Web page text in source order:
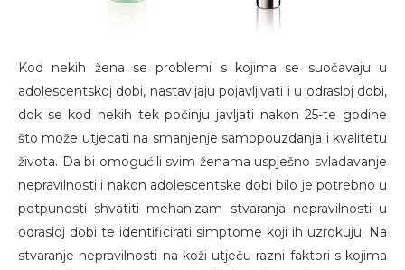
Kod nekih žena se problemi s kojima se suočavaju u
adolescentskoj dobi, nastavljaju pojavljivati i u odrasloj dobi,
dok se kod nekih tek počinju javljati nakon 25-te godine
što može utjecati na smanjenje samopouzdanja i kvalitetu
života. Da bi omogućili svim ženama uspješno svladavanje
nepravilnosti i nakon adolescentske dobi bilo je potrebno u
potpunosti shvatiti mehanizam stvaranja nepravilnosti u
odrasloj dobi te identificirati simptome koji ih uzrokuju. Na
stvaranje nepravilnosti na koži utječu razni faktori s kojima